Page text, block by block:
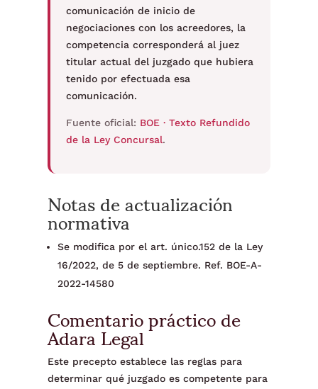
comunicación de inicio de
negociaciones con los acreedores, la
competencia corresponderá al juez
titular actual del juzgado que hubiera
tenido por efectuada esa
comunicación.
Fuente oficial: BOE · Texto Refundido
de la Ley Concursal.
Notas de actualización
normativa
Se modifica por el art. único.152 de la Ley
16/2022, de 5 de septiembre. Ref. BOE-A-
2022-14580
Comentario práctico de
Adara Legal
Este precepto establece las reglas para
determinar qué juzgado es competente para